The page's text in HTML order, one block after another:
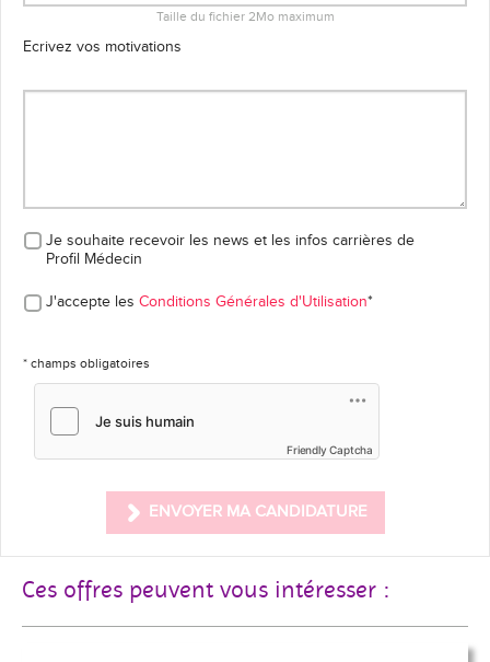
Taille du fichier 2Mo maximum
Ecrivez vos motivations
Je souhaite recevoir les news et les infos carrières de
Profil Médecin
J'accepte les Conditions Générales d'Utilisation*
* champs obligatoires
Friendly Captcha
ENVOYER MA CANDIDATURE
Ces offres peuvent vous intéresser :